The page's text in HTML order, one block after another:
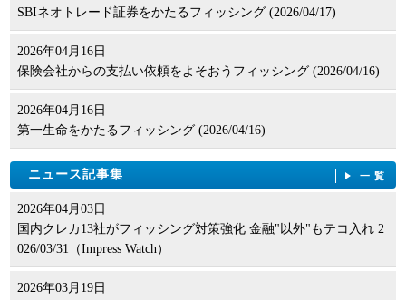
SBIネオトレード証券をかたるフィッシング (2026/04/17)
2026年04月16日
保険会社からの支払い依頼をよそおうフィッシング (2026/04/16)
2026年04月16日
第一生命をかたるフィッシング (2026/04/16)
ニュース記事集 一覧
2026年04月03日
国内クレカ13社がフィッシング対策強化 金融"以外"もテコ入れ 2
026/03/31（Impress Watch）
2026年03月19日